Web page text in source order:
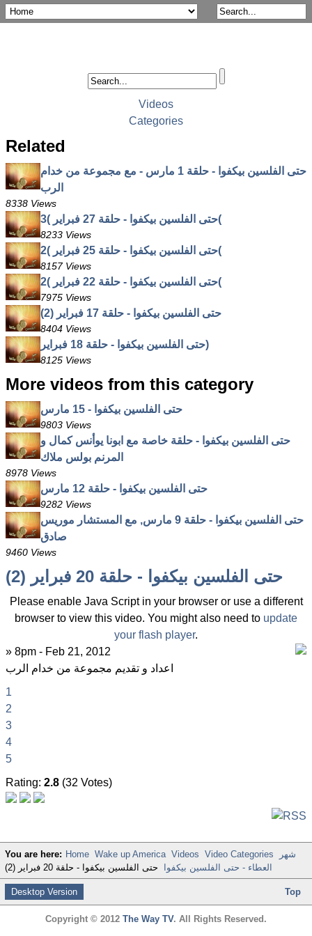
Videos
Categories
Related
حتى الفلسين بيكفوا - حلقة 1 مارس - مع مجموعة من خدام
الرب
8338 Views
حتى الفلسين بيكفوا - حلقة 27 فبراير )3(
8233 Views
حتى الفلسين بيكفوا - حلقة 25 فبراير )2(
8157 Views
حتى الفلسين بيكفوا - حلقة 22 فبراير )2(
7975 Views
حتى الفلسين بيكفوا - حلقة 17 فبراير (2)
8404 Views
حتى الفلسين بيكفوا - حلقة 18 فبراير)
8125 Views
More videos from this category
حتى الفلسين بيكفوا - 15 مارس
9803 Views
حتى الفلسين بيكفوا - حلقة خاصة مع ابونا يوأنس كمال و
المرنم بولس ملاك
8978 Views
حتى الفلسين بيكفوا - حلقة 12 مارس
9282 Views
حتى الفلسين بيكفوا - حلقة 9 مارس, مع المستشار موريس
صادق
9460 Views
حتى الفلسين بيكفوا - حلقة 20 فبراير (2)
Please enable Java Script in your browser or use a different
browser to view this video. You might also need to update
your flash player.
» 8pm - Feb 21, 2012
اعداد و تقديم مجموعة من خدام الرب
1
2
3
4
5
Rating: 2.8 (32 Votes)
You are here: Home Wake up America Videos Video Categories
شهر
العطاء - حتى الفلسين بيكفوا
حتى الفلسين بيكفوا - حلقة 20 فبراير (2)
Desktop Version Top
Copyright © 2012 The Way TV. All Rights Reserved.